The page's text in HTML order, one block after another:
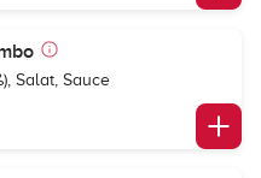
Salat, Sauce